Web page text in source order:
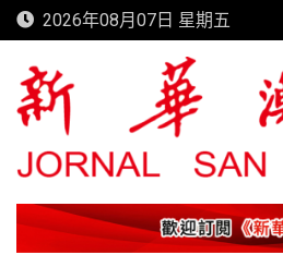
Skip
to
content
2026年08月07日 星期五
新華澳報